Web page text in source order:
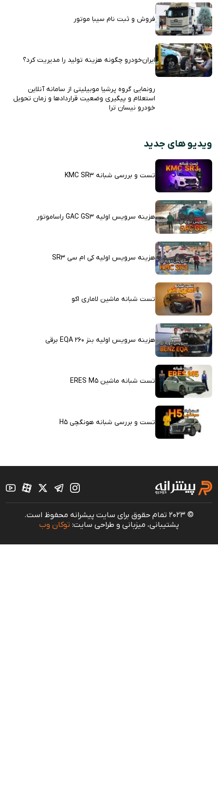
فروش و ثبت نام سیبا موتور
ایران‌خودرو چگونه هزینه تولید را مدیریت کرد؟
رونمایی گروه پرشیا موبیلیتی از سامانه آنلاین
استعلام و پیگیری وضعیت قراردادها و زمان تحویل
خودرو نیسان ترا
ویدیو های جدید
تست و بررسی شبانه KMC SR3
هزینه سرویس اولیه GAC GS3 راساموتور
هزینه سرویس اولیه کی ام سی SR3
تست شبانه ماشین لاماری اکو
هزینه سرویس اولیه بنز EQA 260 برقی
تست شبانه ماشین ERES M5
تست و بررسی شبانه هونگچی H5
© 2023 تمام حقوق برای سایت پیشرانه محفوظ است.
پشتیبانی، میزبانی و طراحی سایت: توکان وب